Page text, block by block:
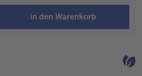
in den Warenkorb